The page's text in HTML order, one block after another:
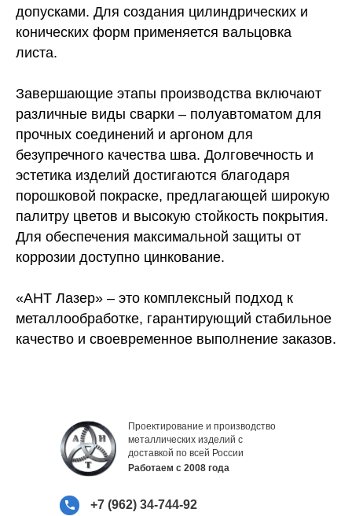
допусками. Для создания цилиндрических и
конических форм применяется вальцовка
листа.
Завершающие этапы производства включают
различные виды сварки – полуавтоматом для
прочных соединений и аргоном для
безупречного качества шва. Долговечность и
эстетика изделий достигаются благодаря
порошковой покраске, предлагающей широкую
палитру цветов и высокую стойкость покрытия.
Для обеспечения максимальной защиты от
коррозии доступно цинкование.
«АНТ Лазер» – это комплексный подход к
металлообработке, гарантирующий стабильное
качество и своевременное выполнение заказов.
Проектирование и производство
металлических изделий с
доставкой по всей России
Работаем с 2008 года
+7 (962) 34-744-92